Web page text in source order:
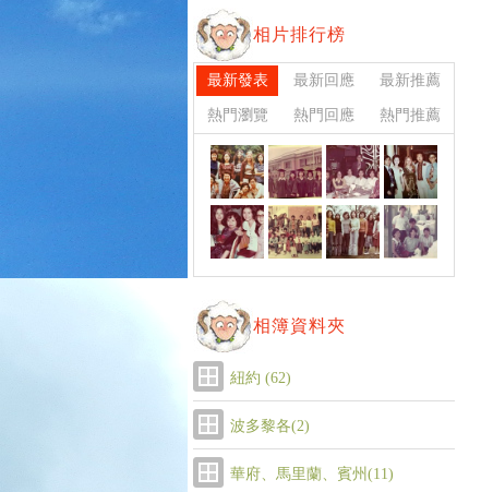
相片排行榜
最新發表 最新回應 最新推薦
熱門瀏覽 熱門回應 熱門推薦
相簿資料夾
紐約 (62)
波多黎各(2)
華府、馬里蘭、賓州(11)